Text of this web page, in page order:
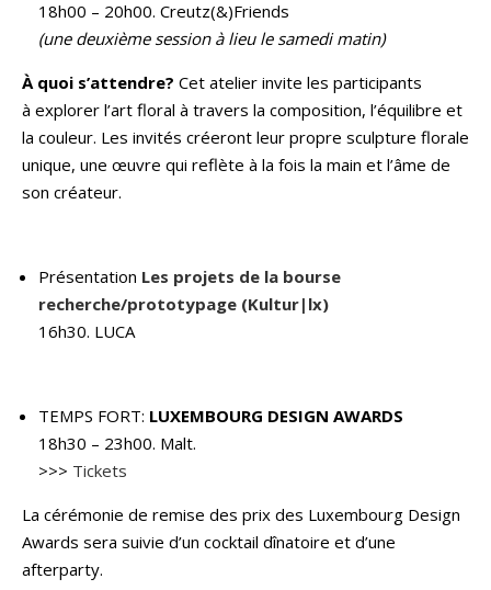
18h00 – 20h00. Creutz(&)Friends
(une deuxième session à lieu le samedi matin)
À quoi s’attendre? Cet atelier invite les participants
à explorer l’art floral à travers la composition, l’équilibre et
la couleur. Les invités créeront leur propre sculpture florale
unique, une œuvre qui reflète à la fois la main et l’âme de
son créateur.
Présentation Les projets de la bourse
recherche/prototypage (Kultur|lx)
16h30. LUCA
TEMPS FORT: LUXEMBOURG DESIGN AWARDS
18h30 – 23h00. Malt.
>>> Tickets
La cérémonie de remise des prix des Luxembourg Design
Awards sera suivie d’un cocktail dînatoire et d’une
afterparty.